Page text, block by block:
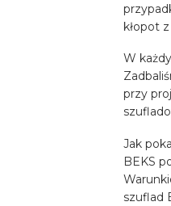
kłopot
W
przy
Jak
BEKS
szuflad